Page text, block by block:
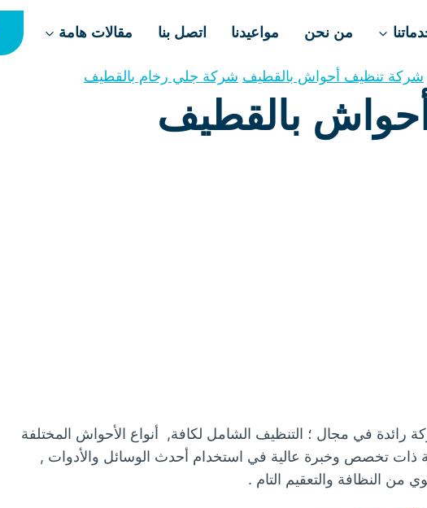
من نحن مواعيدنا اتصل بنا مقالات هامة
شركة تنظيف أحواش بالقطيف شركة جلي رخام بالقطيف
بالقطيف
رائدة في مجال ؛ التنظيف الشامل لكافة, أنواع الأحواش المختلفة
ذات تخصص وخبرة عالية في استخدام أحدث الوسائل والأدوات ,
النظافة والتعقيم التام .